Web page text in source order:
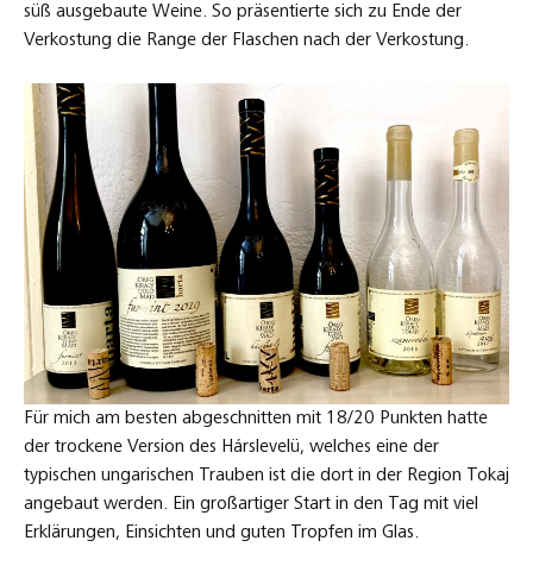
süß ausgebaute Weine. So präsentierte sich zu Ende der
Verkostung die Range der Flaschen nach der Verkostung.
Für mich am besten abgeschnitten mit 18/20 Punkten hatte
der trockene Version des Hárslevelü, welches eine der
typischen ungarischen Trauben ist die dort in der Region Tokaj
angebaut werden. Ein großartiger Start in den Tag mit viel
Erklärungen, Einsichten und guten Tropfen im Glas.